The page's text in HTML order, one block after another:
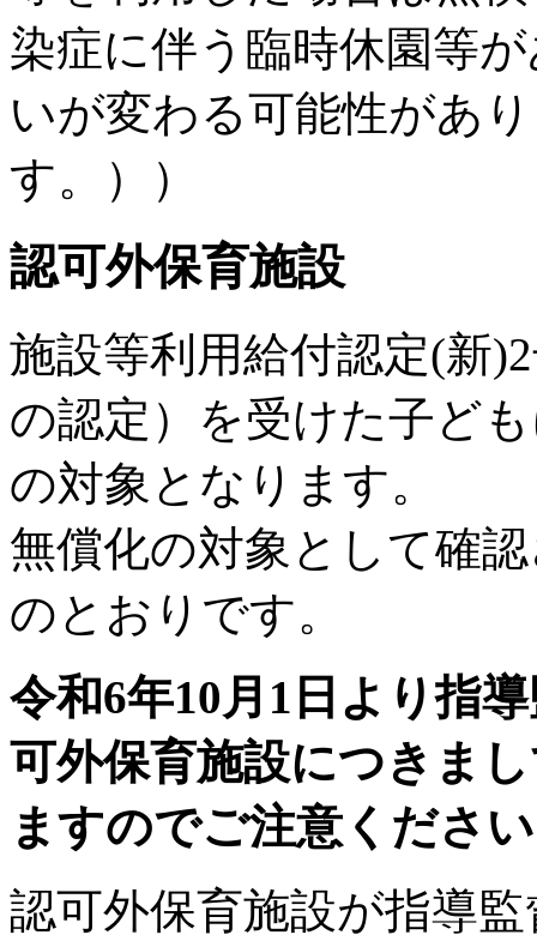
染症に伴う臨時休園等
いが変わる可能性があ
認可外保育施設
施設等利用給付認定(新
の認定）を受けた子ど
の対象となります。
無償化の対象として確
のとおりです。
令和6年10月1日より指
可外保育施設につきま
ますのでご注意くださ
認可外保育施設が指導